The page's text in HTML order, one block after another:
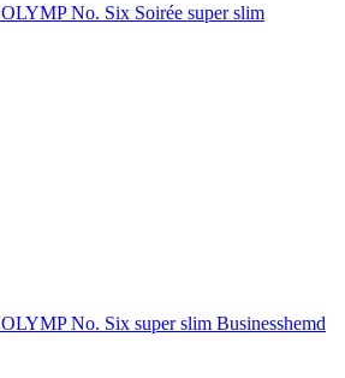
OLYMP No. Six Soirée super slim
OLYMP No. Six super slim Businesshemd